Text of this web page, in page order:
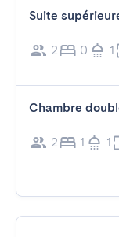
Suite
2 0 1
Chambre
2 1 1